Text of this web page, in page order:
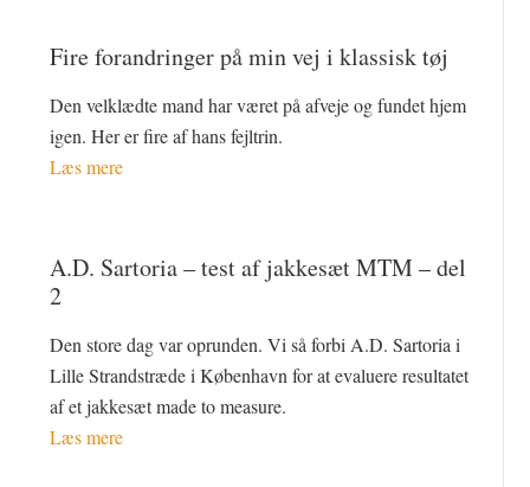
Fire forandringer på min vej i klassisk tøj
Den velklædte mand har været på afveje og fundet hjem
igen. Her er fire af hans fejltrin.
Læs mere
A.D. Sartoria – test af jakkesæt MTM – del
2
Den store dag var oprunden. Vi så forbi A.D. Sartoria i
Lille Strandstræde i København for at evaluere resultatet
af et jakkesæt made to measure.
Læs mere